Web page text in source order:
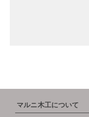
マルニ木工について